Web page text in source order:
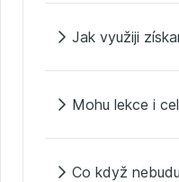
Jak využiji
Mohu lekce i
Co když